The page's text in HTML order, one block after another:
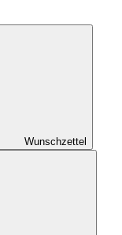
Wunschzettel